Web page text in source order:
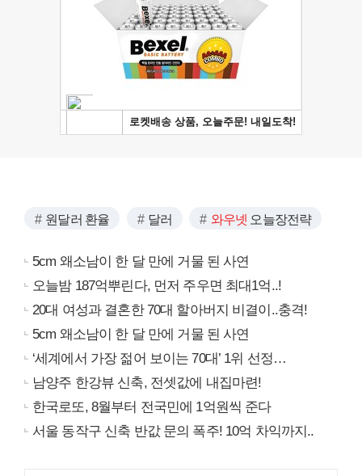
원달러 환율 달러 와우넷 오늘장전략
5cm 왜소남이 한 달 만에 거물 된 사연
오늘밤 187억뿌린다, 먼저 주우면 최대1억..!
20대 여성과 결혼한 70대 할아버지 비결이..충격!
5cm 왜소남이 한 달 만에 거물 된 사연
‘세계에서 가장 젊어 보이는 70대’ 1위 선정…
남양주 한강뷰 신축, 전셋값에 내집마련!
한국로또, 8월부터 전국민에 1억원씩 준다
서울 동작구 신축 반값 문의 폭주! 10억 차익까지..